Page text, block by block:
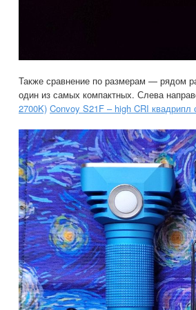
Также сравнение по размерам — рядом
один из самых компактных. Слева
2700K) Convoy S21F – high CRI квадрипл